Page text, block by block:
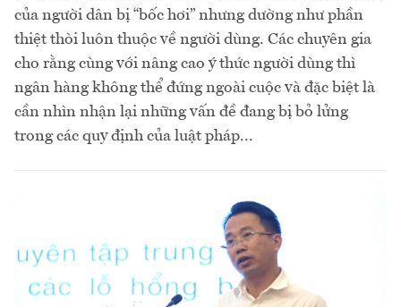
của người dân bị “bốc hơi” nhưng dường như phần
thiệt thòi luôn thuộc về người dùng. Các chuyên gia
cho rằng cùng với nâng cao ý thức người dùng thì
ngân hàng không thể đứng ngoài cuộc và đặc biệt là
cần nhìn nhận lại những vấn đề đang bị bỏ lửng
trong các quy định của luật pháp...